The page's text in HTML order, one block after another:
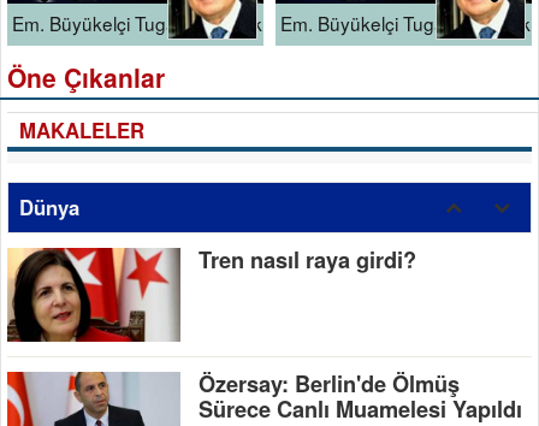
Em. Büyükelçi Tugay Uluçevik Em. Büyükelçi Tugay Uluçevik
Previous Next
Öne Çıkanlar
MAKALELER
Dünya
Tren nasıl raya girdi?
Özersay: Berlin'de Ölmüş
Sürece Canlı Muamelesi Yapıldı